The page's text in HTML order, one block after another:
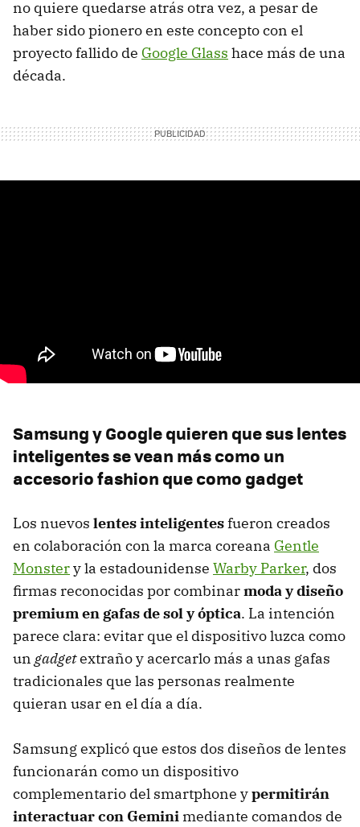
no quiere quedarse atrás otra vez, a pesar de
haber sido pionero en este concepto con el
proyecto fallido de Google Glass hace más de una
década.
Samsung y Google quieren que sus lentes
inteligentes se vean más como un
accesorio fashion que como gadget
Los nuevos lentes inteligentesfueron creados
en colaboración con la marca coreana Gentle
Monstery la estadounidense Warby Parker, dos
firmas reconocidas por combinarmoda y diseño
premium en gafas de sol y óptica. La intención
parece clara: evitar que el dispositivo luzca como
un gadgetextraño y acercarlo más a unas gafas
tradicionales que las personas realmente
quieran usar en el día a día.
Samsung explicó que estos dos diseños de lentes
funcionarán como un dispositivo
complementario del smartphone ypermitirán
interactuar con Gemini mediante comandos de